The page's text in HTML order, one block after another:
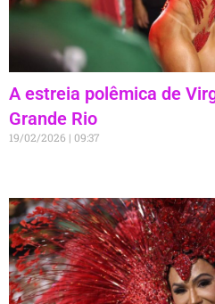
A estreia polêmica de
Grande Rio
19/02/2026 09:37